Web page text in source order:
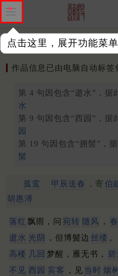
点击这里，展开功能菜单
作品 标注四声 出处、引用
作品信息已由电脑自动标签
第 4 句因包含“逝水”，据
水
第 9 句因包含“西园”，据
园
第 19 句因包含“拥髻”，
髻
孤鸾 甲辰送春 ，寄 伯
胡惠溥
落红 飘雨，问 宛转 随风 ，
逝水 光阴 ，但博鬓边 丝缕 。
高楼 几回 梦醒，雁无书， 碧
不见 西园 宾客 ，见 当时 烟